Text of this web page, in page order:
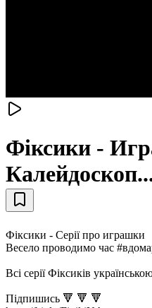
Фіксики -
Фіксики - Серії про играшки
Весело проводимо час
Всі серії Фіксиків
Підпишись 🔻 🔻 🔻